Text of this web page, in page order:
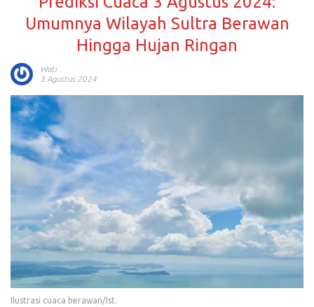
Umumnya Wilayah Sultra Berawan
Hingga Hujan Ringan
Wati
3 Agustus 2024
Ilustrasi cuaca berawan/Ist.